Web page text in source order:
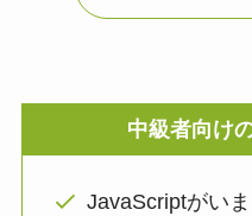
中級者向け
JavaScriptがい